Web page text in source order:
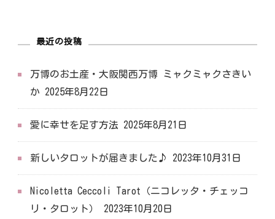
最近の投稿
万博のお土産・大阪関西万博 ミャクミャクさきい
か
2025年8月22日
愛に幸せを足す方法 2025年8月21日
新しいタロットが届きました♪ 2023年10月31日
Nicoletta Ceccoli Tarot（ニコレッタ・チェッコ
リ・タロット）
2023年10月20日